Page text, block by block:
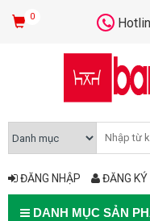
0
ĐĂNG NHẬP ĐĂNG KÝ
DANH MỤC SẢN